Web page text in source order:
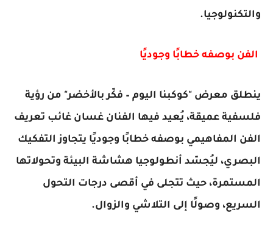
والتكنولوجيا.
الفن بوصفه خطابًا وجوديًا
ينطلق معرض "كوكبنا اليوم – فكّر بالأخضر" من رؤية
فلسفية عميقة، يُعيد فيها الفنان غسان غائب تعريف
الفن المفاهيمي بوصفه خطابًا وجوديًا يتجاوز التفكيك
البصري، ليُجسّد أنطولوجيا هشاشة البيئة وتحولاتها
المستمرة، حيث تتجلى في أقصى درجات التحول
السريع، وصولًا إلى التلاشي والزوال.